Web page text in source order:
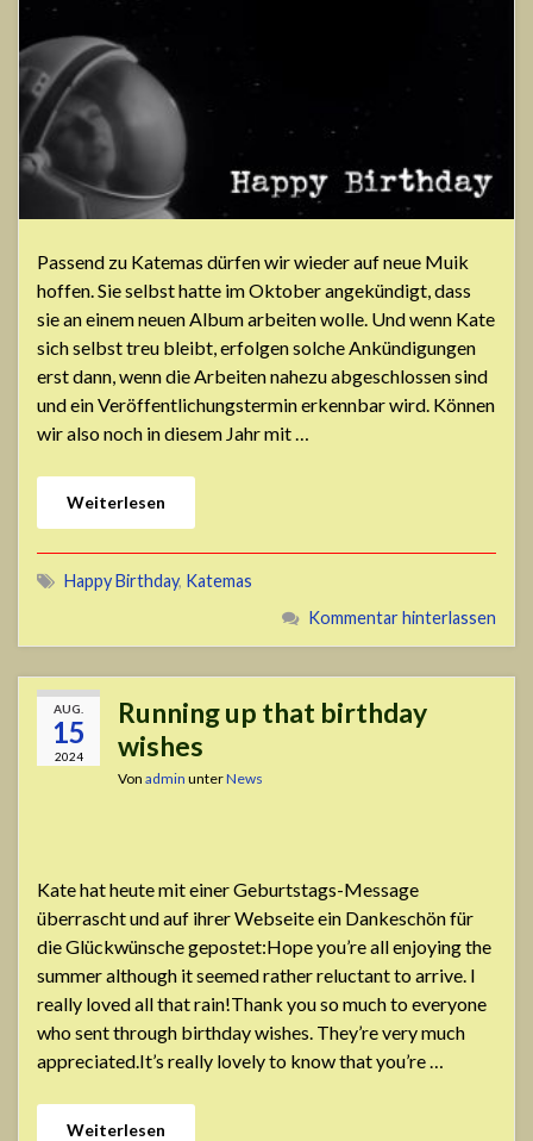
Passend zu Katemas dürfen wir wieder auf neue Muik
hoffen. Sie selbst hatte im Oktober angekündigt, dass
sie an einem neuen Album arbeiten wolle. Und wenn Kate
sich selbst treu bleibt, erfolgen solche Ankündigungen
erst dann, wenn die Arbeiten nahezu abgeschlossen sind
und ein Veröffentlichungstermin erkennbar wird. Können
wir also noch in diesem Jahr mit …
Weiterlesen
Happy Birthday, Katemas
Kommentar hinterlassen
AUG.
15
2024
Running up that birthday
wishes
Von admin unterNews
Kate hat heute mit einer Geburtstags-Message
überrascht und auf ihrer Webseite ein Dankeschön für
die Glückwünsche gepostet:Hope you’re all enjoying the
summer although it seemed rather reluctant to arrive. I
really loved all that rain!Thank you so much to everyone
who sent through birthday wishes. They’re very much
appreciated.It’s really lovely to know that you’re …
Weiterlesen